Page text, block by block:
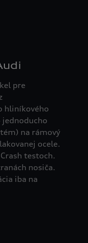
pre
hliníkového
na rámový
ocele.
testoch.
nosiča.
iba na